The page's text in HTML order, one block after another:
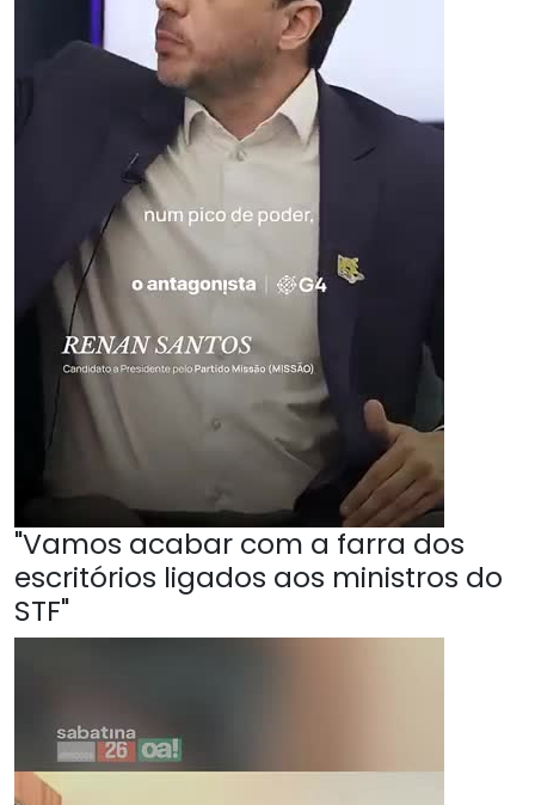
"Vamos acabar com a farra dos
escritórios ligados aos ministros do
STF"